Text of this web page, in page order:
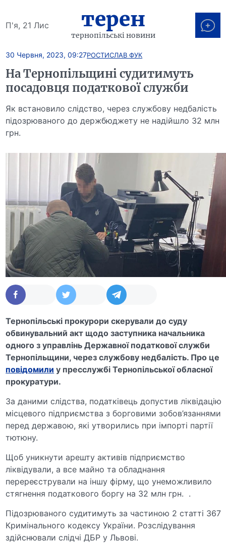
П'я, 21 Лис терен
тернопільські новини
30 Червня, 2023, 09:27РОСТИСЛАВ ФУК
На Тернопільщині судитимуть
посадовця податкової служби
Як встановило слідство, через службову недбалість
підозрюваного до держбюджету не надійшло 32 млн
грн.
Тернопільські прокурори скерували до суду
обвинувальний акт щодо заступника начальника
одного з управлінь Державної податкової служби
Тернопільщини, через службову недбалість. Про це
повідомили у пресслужбі Тернопільської обласної
прокуратури.
За даними слідства, податківець допустив ліквідацію
місцевого підприємства з борговими зобов’язаннями
перед державою, які утворились при імпорті партії
тютюну.
Щоб уникнути арешту активів підприємство
ліквідували, а все майно та обладнання
перереєстрували на іншу фірму, що унеможливило
стягнення податкового боргу на 32 млн грн. .
Підозрюваного судитимуть за частиною 2 статті 367
Кримінального кодексу України. Розслідування
здійснювали слідчі ДБР у Львові.